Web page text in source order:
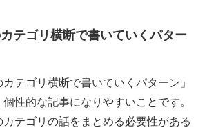
テゴリ横断で書いていくパター
カテゴリ横断で書いていくパターン」
性的な記事になりやすいことです。
テゴリの話をまとめる必要性がある